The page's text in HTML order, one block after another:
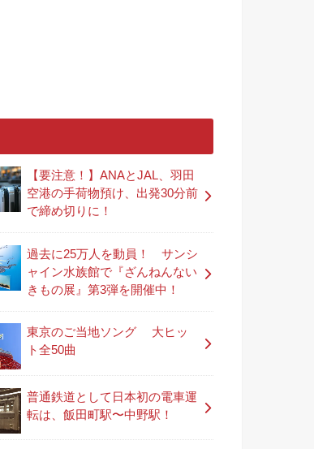
【要注意！】ANAとJAL、羽田
空港の手荷物預け、出発30分前
で締め切りに！
過去に25万人を動員！ サンシ
ャイン水族館で『ざんねんない
きもの展』第3弾を開催中！
東京のご当地ソング 大ヒッ
ト全50曲
普通鉄道として日本初の電車運
転は、飯田町駅〜中野駅！